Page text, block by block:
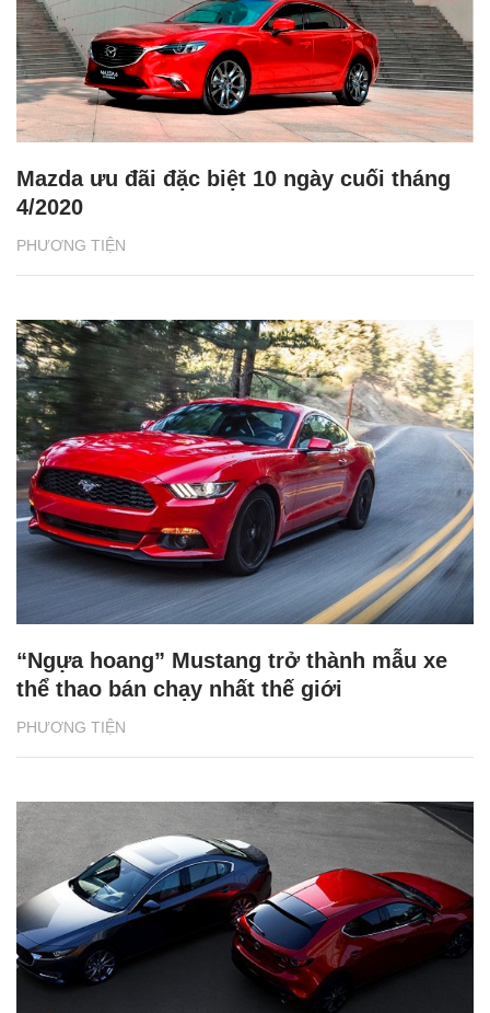
PHƯƠNG TIỆN
Mazda ưu đãi đặc biệt 10 ngày cuối tháng
4/2020
PHƯƠNG TIỆN
“Ngựa hoang” Mustang trở thành mẫu xe
thể thao bán chạy nhất thế giới